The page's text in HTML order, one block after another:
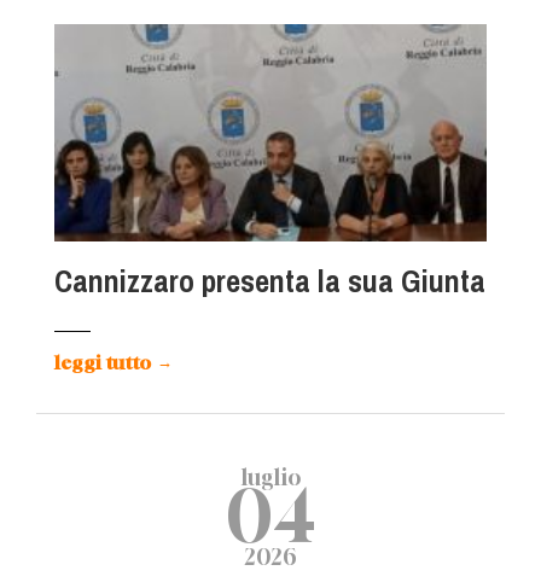
Cannizzaro presenta la sua Giunta
leggi tutto →
luglio
04
2026